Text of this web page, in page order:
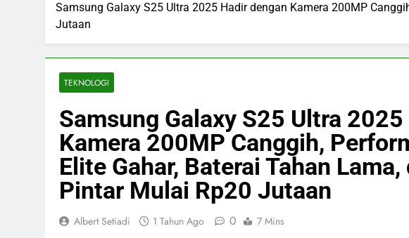
Samsung Galaxy S25 Ultra 2025 Hadir dengan Kamera 200MP
Jutaan
TEKNOLOGI
Samsung Galaxy S25 Ultra
Kamera 200MP Canggih,
Elite Gahar, Baterai Tahan
Pintar Mulai Rp20 Jutaan
Albert Setiadi 1 Tahun Ago 0 7 Mins